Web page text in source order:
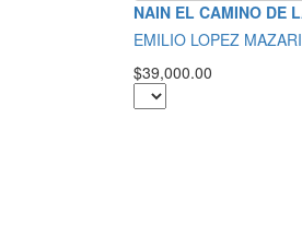
NAIN EL CAMINO DE
EMILIO LOPEZ
$39,000.00